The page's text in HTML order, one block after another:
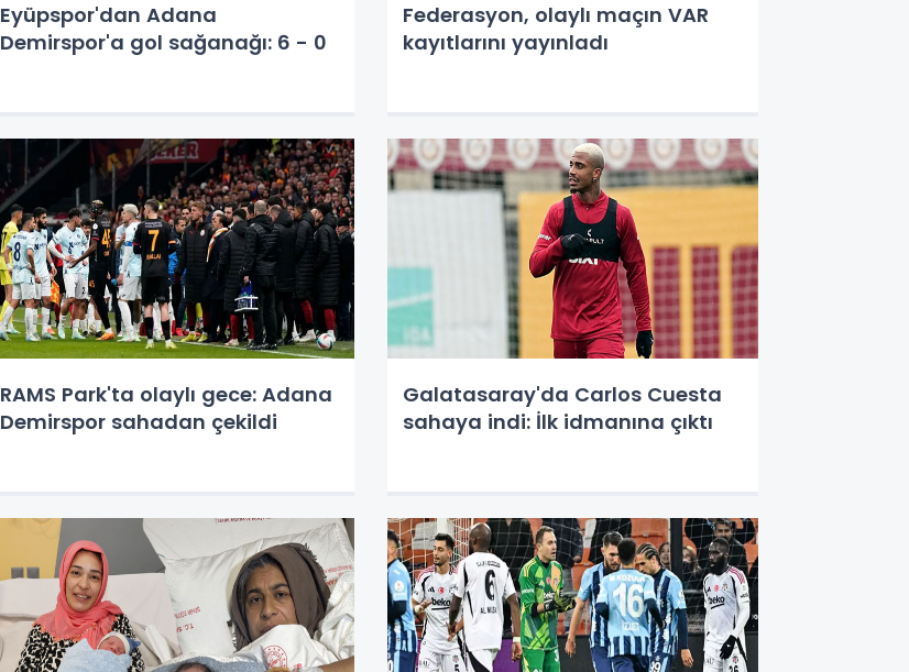
Eyüpspor'dan Adana
Demirspor'a gol sağanağı: 6 - 0
Federasyon, olaylı maçın VAR
kayıtlarını yayınladı
RAMS Park'ta olaylı gece: Adana
Demirspor sahadan çekildi
Galatasaray'da Carlos Cuesta
sahaya indi: İlk idmanına çıktı